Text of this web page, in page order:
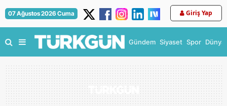
07 Ağustos 2026 Cuma Giriş Yap
Gündem Siyaset Spor Dünya